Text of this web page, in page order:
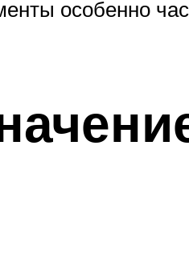
особенно